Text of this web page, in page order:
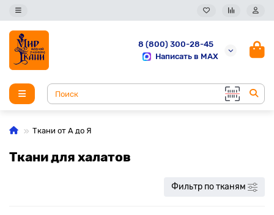
8 (800) 300-28-45
Написать в MAX
Ткани от А до Я
Ткани для халатов
Фильтр по тканям